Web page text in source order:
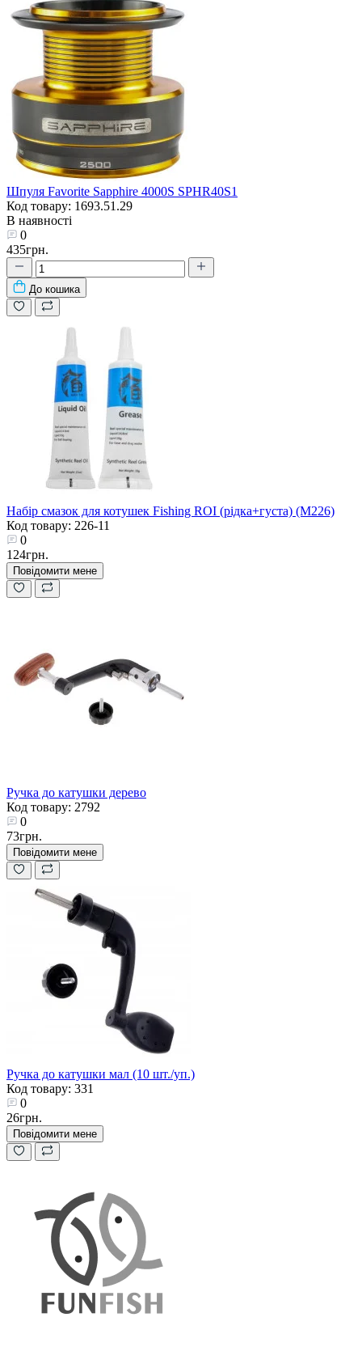
Шпуля Favorite Sapphire 4000S SPHR40S1
Код товару: 1693.51.29
В наявності
0
435грн.
До кошика
Набір смазок для котушек Fishing ROI (рідка+густа) (M226)
Код товару: 226-11
0
124грн.
Повідомити мене
Ручка до катушки дерево
Код товару: 2792
0
73грн.
Повідомити мене
Ручка до катушки мал (10 шт./уп.)
Код товару: 331
0
26грн.
Повідомити мене